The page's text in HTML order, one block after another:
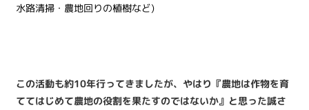
水路清掃・農地回りの植樹など)
この活動も約10年行ってきましたが、やはり『農地は作物を育
ててはじめて農地の役割を果たすのではないか』と思った誠さ